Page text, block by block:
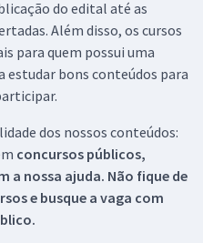
do edital até as
Além disso, os cursos
para quem possui uma
estudar bons conteúdos para
dos nossos conteúdos:
concursos públicos,
a nossa ajuda. Não fique de
e busque a vaga com